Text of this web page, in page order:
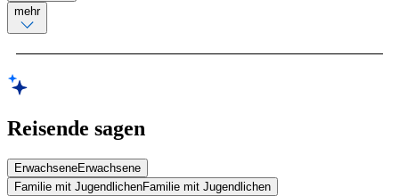
mehr
Reisende sagen
ErwachseneErwachsene
Familie mit JugendlichenFamilie mit Jugendlichen